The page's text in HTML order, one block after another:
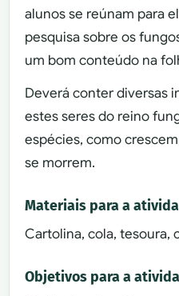
alunos se reúnam para
pesquisa sobre os
um bom conteúdo na
Deverá conter diversas
estes seres do reino
espécies, como
se morrem.
Materiais para a
Cartolina, cola, tesoura,
Objetivos para a